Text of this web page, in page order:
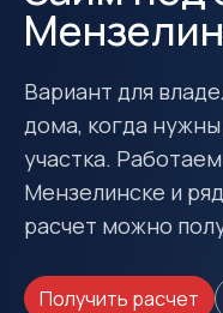
Вариант для
дома, когда
участка.
Мензелинске и
расчет можно
Получить расчет